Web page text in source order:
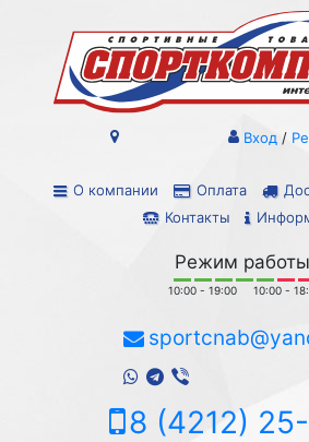
О компании Оплата
Контакты
Вход /
Режим
10:00 - 19:00 10:00 -
8 (4212)